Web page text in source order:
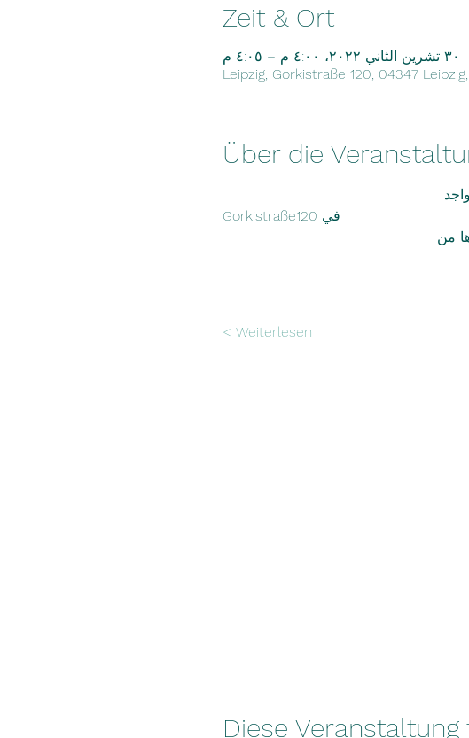
Zeit & Ort
٣٠ تشرين الثاني ٢٠٢٢، ٤:٠٠ م – ٤:٠٥ م
Leipzig, Gorkistraße 120, 04347
Über die
Gorkistraße120 في
من
Weiterlesen >
Diese Veranstaltung